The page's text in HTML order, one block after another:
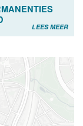
LEES MEER